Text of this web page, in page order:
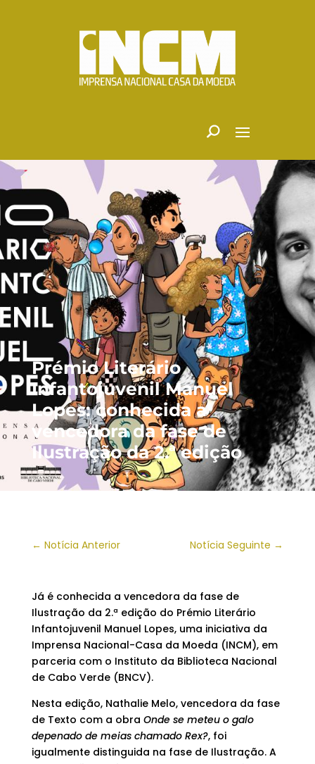
Prémio Literário
Infantojuvenil Manuel
Lopes: conhecida a
vencedora da fase de
Ilustração da 2.ª edição
← Notícia Anterior Notícia Seguinte →
Já é conhecida a vencedora da fase de
Ilustração da 2.ª edição do Prémio Literário
Infantojuvenil Manuel Lopes, uma iniciativa da
Imprensa Nacional-Casa da Moeda (INCM), em
parceria com o Instituto da Biblioteca Nacional
de Cabo Verde (BNCV).
Nesta edição, Nathalie Melo, vencedora da fase
de Texto com a obra Onde se meteu o galo
depenado de meias chamado Rex?, foi
igualmente distinguida na fase de Ilustração. A